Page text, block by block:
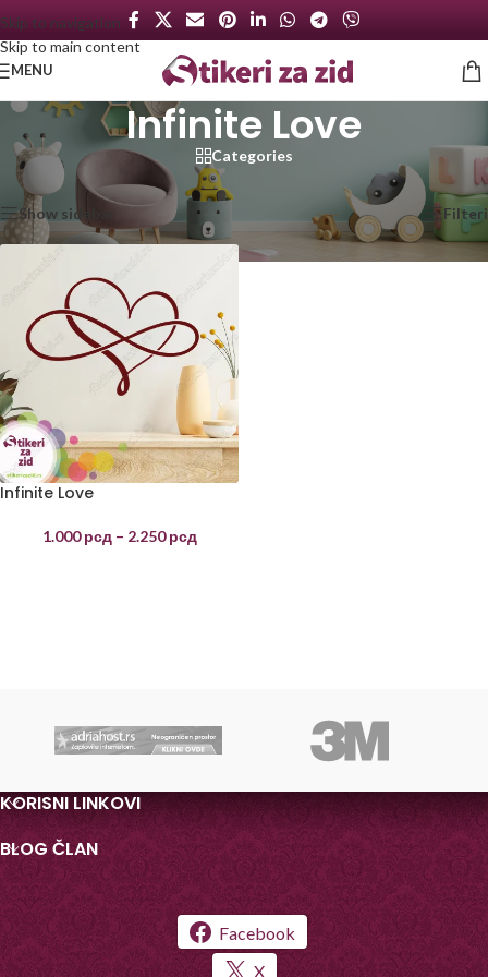
Skip to navigation
Skip to main content
MENU
Infinite Love
Categories
Početna
Proizvod označen „Infinite Love“ Prikazan jedan rezultat
Show sidebar Filteri
Infinite Love
1.000рсд – 2.250рсд
KORISNI LINKOVI
BLOG ČLAN
Facebook
X